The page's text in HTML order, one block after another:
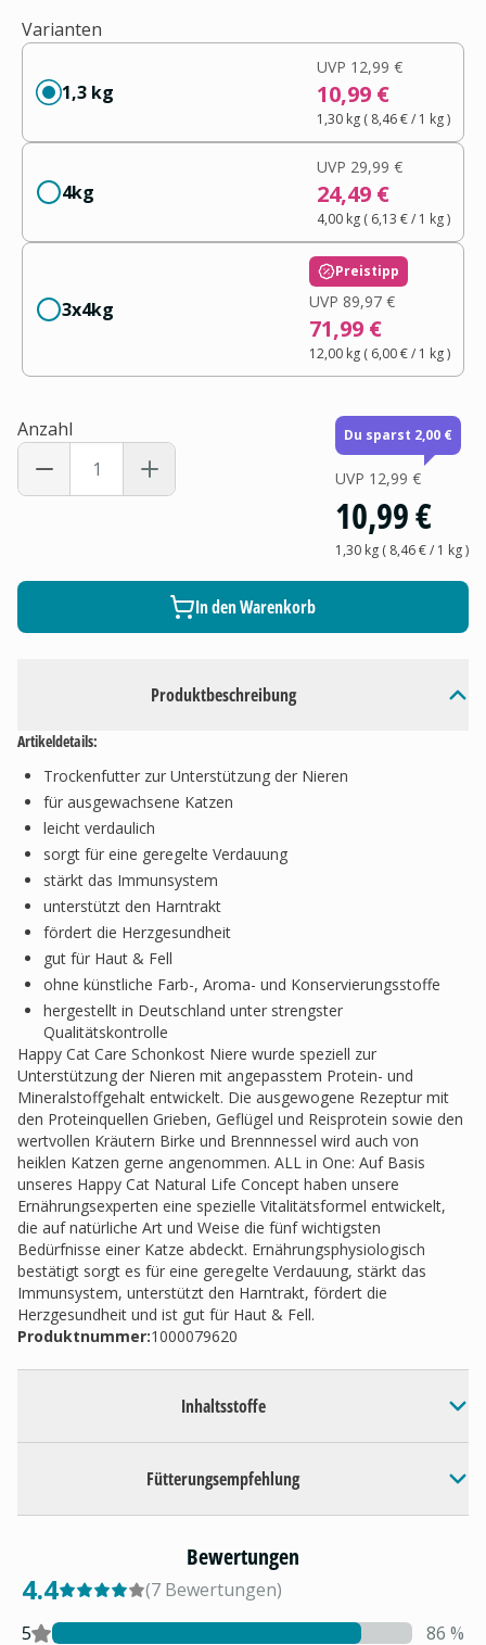
Produktbeschreibung
Artikeldetails:
Trockenfutter zur Unterstützung der Nieren
für ausgewachsene Katzen
leicht verdaulich
sorgt für eine geregelte Verdauung
stärkt das Immunsystem
unterstützt den Harntrakt
fördert die Herzgesundheit
gut für Haut & Fell
ohne künstliche Farb-, Aroma- und Konservierungsstoffe
hergestellt in Deutschland unter strengster
Qualitätskontrolle
Happy Cat Care Schonkost Niere wurde speziell zur
Unterstützung der Nieren mit angepasstem Protein- und
Mineralstoffgehalt entwickelt. Die ausgewogene Rezeptur mit
den Proteinquellen Grieben, Geflügel und Reisprotein sowie den
wertvollen Kräutern Birke und Brennnessel wird auch von
heiklen Katzen gerne angenommen. ALL in One: Auf Basis
unseres Happy Cat Natural Life Concept haben unsere
Ernährungsexperten eine spezielle Vitalitätsformel entwickelt,
die auf natürliche Art und Weise die fünf wichtigsten
Bedürfnisse einer Katze abdeckt. Ernährungsphysiologisch
bestätigt sorgt es für eine geregelte Verdauung, stärkt das
Immunsystem, unterstützt den Harntrakt, fördert die
Herzgesundheit und ist gut für Haut & Fell.
Produktnummer:1000079620
Inhaltsstoffe
Fütterungsempfehlung
Varianten
1,3 kg
UVP 12,99 €
10,99 €
1,30 kg( 8,46 €/ 1 kg)
4kg
UVP 29,99 €
24,49 €
4,00 kg( 6,13 €/ 1 kg)
3x4kg
Preistipp
UVP 89,97 €
71,99 €
12,00 kg( 6,00 €/ 1 kg)
Anzahl Du sparst 2,00 €
UVP 12,99 €
10,99 €
1,30 kg( 8,46 €/ 1 kg)
In den Warenkorb
Bewertungen
4.4 (7 Bewertungen)
5
86 %